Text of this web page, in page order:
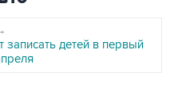
записать детей в первый